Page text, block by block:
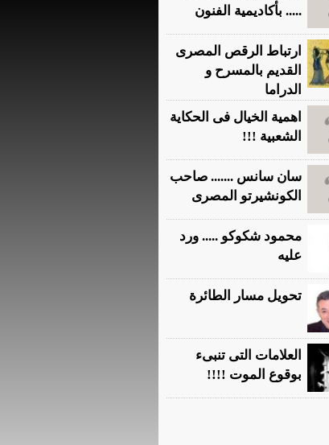
..... بأكاديمية الفنون
ارتباط الرقص المصرى
القديم بالمسرح و
الدراما
اهمية الخيال فى الحكاية
الشعبية !!!
سان سانس ....... صاحب
الكونشيرتو المصرى
محمود شكوكو ..... ورد
عليه
تحويل مسار الطائرة
العلامات التى تنبىء
بوقوع الموت !!!!